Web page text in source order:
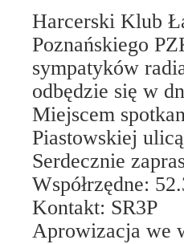
Harcerski Klub
Poznańskiego
sympatyków
odbędzie się w
Miejscem
Piastowskiej
Serdecznie
Współrzędne:
Kontakt: SR3P
Aprowizacja we